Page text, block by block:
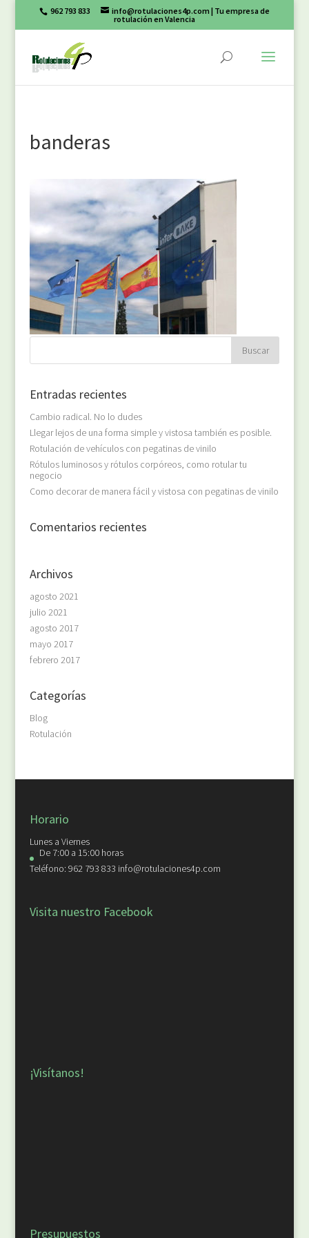
962 793 833 info@rotulaciones4p.com | Tu empresa de
rotulación en Valencia
banderas
Entradas recientes
Cambio radical. No lo dudes
Llegar lejos de una forma simple y vistosa también es posible.
Rotulación de vehículos con pegatinas de vinilo
Rótulos luminosos y rótulos corpóreos, como rotular tu
negocio
Como decorar de manera fácil y vistosa con pegatinas de vinilo
Comentarios recientes
Archivos
agosto 2021
julio 2021
agosto 2017
mayo 2017
febrero 2017
Categorías
Blog
Rotulación
Horario
Lunes a Viernes
De 7:00 a 15:00 horas
Teléfono: 962 793 833 info@rotulaciones4p.com
Visita nuestro Facebook
¡Visítanos!
Presupuestos